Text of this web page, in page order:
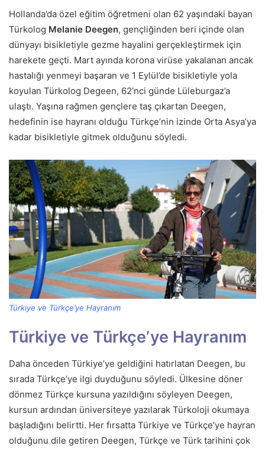
Hollanda’da özel eğitim öğretmeni olan 62 yaşındaki bayan
Türkolog Melanie Deegen, gençliğinden beri içinde olan
dünyayı bisikletiyle gezme hayalini gerçekleştirmek için
harekete geçti. Mart ayında korona virüse yakalanan ancak
hastalığı yenmeyi başaran ve 1 Eylül’de bisikletiyle yola
koyulan Türkolog Degeen, 62’nci günde Lüleburgaz’a
ulaştı. Yaşına rağmen gençlere taş çıkartan Deegen,
hedefinin ise hayranı olduğu Türkçe’nin izinde Orta Asya’ya
kadar bisikletiyle gitmek olduğunu söyledi.
Türkiye ve Türkçe’ye Hayranım
Türkiye ve Türkçe’ye Hayranım
Daha önceden Türkiye’ye geldiğini hatırlatan Deegen, bu
sırada Türkçe’ye ilgi duyduğunu söyledi. Ülkesine döner
dönmez Türkçe kursuna yazıldığını söyleyen Deegen,
kursun ardından üniversiteye yazılarak Türkoloji okumaya
başladığını belirtti. Her fırsatta Türkiye ve Türkçe’ye hayran
olduğunu dile getiren Deegen, Türkçe ve Türk tarihini çok